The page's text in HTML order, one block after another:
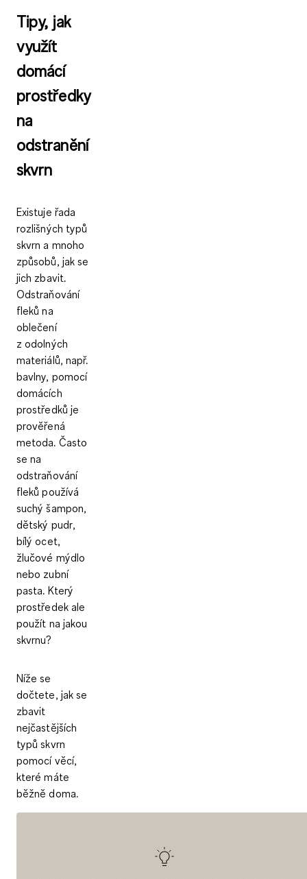
Tipy, jak
využít
domácí
prostředky
na
odstranění
skvrn
Existuje řada
rozlišných typů
skvrn a mnoho
způsobů, jak se
jich zbavit.
Odstraňování
fleků na
oblečení
z odolných
materiálů, např.
bavlny, pomocí
domácích
prostředků je
prověřená
metoda. Často
se na
odstraňování
fleků používá
suchý šampon,
dětský pudr,
bílý ocet,
žlučové mýdlo
nebo zubní
pasta. Který
prostředek ale
použít na jakou
skvrnu?
Níže se
dočtete, jak se
zbavit
nejčastějších
typů skvrn
pomocí věcí,
které máte
běžně doma.